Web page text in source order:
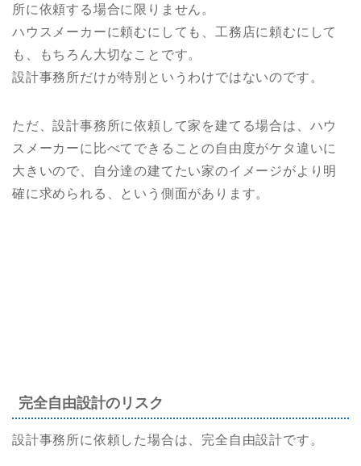
所に依頼する場合に限りません。
ハウスメーカーに頼むにしても、工務店に頼むにして
も、もちろん大切なことです。
設計事務所だけが特別というわけではないのです。
ただ、設計事務所に依頼して家を建てる場合は、ハウ
スメーカーに比べてできることの自由度がケタ違いに
大きいので、自分達の建てたい家のイメージがより明
確に求められる、という側面があります。
完全自由設計のリスク
設計事務所に依頼した場合は、完全自由設計です。